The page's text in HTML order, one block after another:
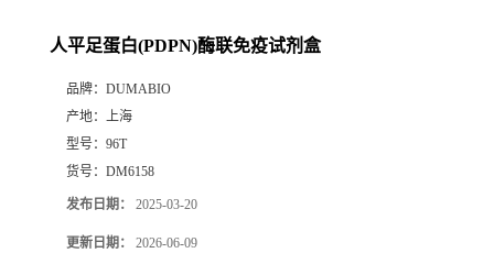
人平足蛋白(PDPN)酶联免疫试剂盒
品牌： DUMABIO
产地： 上海
型号： 96T
货号： DM6158
发布日期： 2025-03-20
更新日期： 2026-06-09